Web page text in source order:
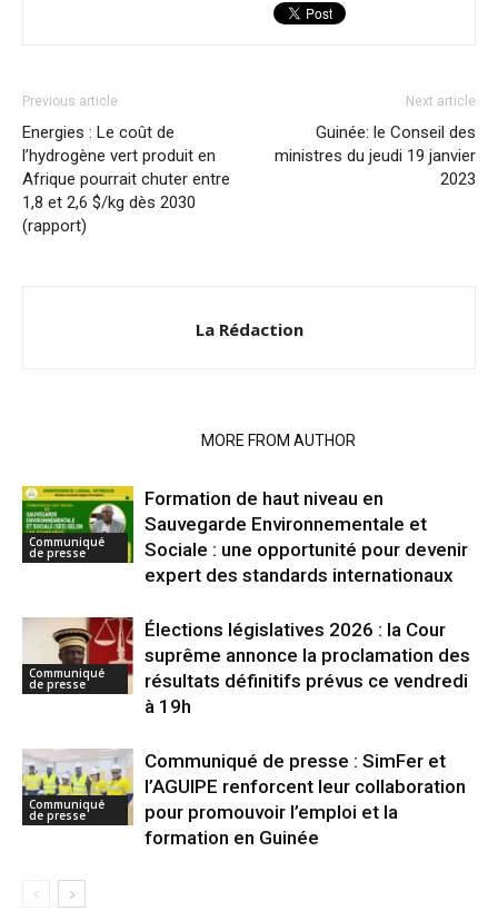
Previous article
Energies : Le coût de
l’hydrogène vert produit en
Afrique pourrait chuter entre
1,8 et 2,6 $/kg dès 2030
(rapport)
Next article
Guinée: le Conseil des
ministres du jeudi 19 janvier
2023
La Rédaction
MORE FROM AUTHOR
Communiqué
de presse
Formation de haut niveau en
Sauvegarde Environnementale et
Sociale : une opportunité pour devenir
expert des standards internationaux
Communiqué
de presse
Élections législatives 2026 : la Cour
suprême annonce la proclamation des
résultats définitifs prévus ce vendredi
à 19h
Communiqué
de presse
Communiqué de presse : SimFer et
l’AGUIPE renforcent leur collaboration
pour promouvoir l’emploi et la
formation en Guinée